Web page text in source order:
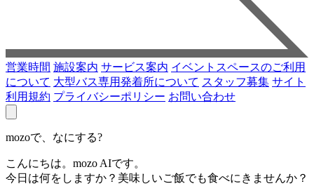
営業時間 施設案内 サービス案内 イベントスペースのご利用
について 大型バス専用発着所について スタッフ募集 サイト
利用規約 プライバシーポリシー お問い合わせ
mozoで、なにする?
こんにちは。mozo AIです。
今日は何をしますか？美味しいご飯でも食べにきませんか？